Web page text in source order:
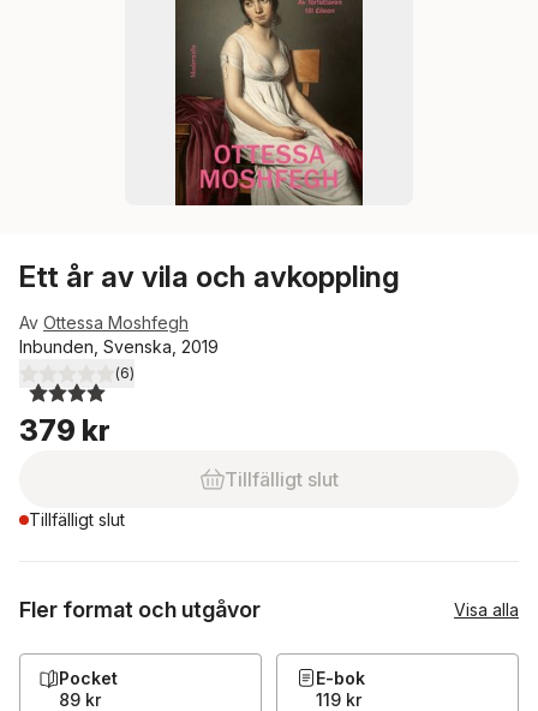
Ett år av vila och avkoppling
Av Ottessa Moshfegh
Inbunden, Svenska, 2019
4,0utav 5 stjärnor. Totalt antal röster:
(6)
379 kr
Tillfälligt slut
Tillfälligt slut
Fler format och utgåvor Visa alla
Pocket
89 kr
E-bok
119 kr